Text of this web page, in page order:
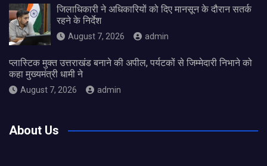
जिलाधिकारी ने अधिकारियों को दिए मानसून के दौरान सतर्क
रहने के निर्देश
August 7, 2026 admin
प्लास्टिक मुक्त उत्तराखंड बनाने की अपील, पर्यटकों से जिम्मेदारी निभाने को
कहा मुख्यमंत्री धामी ने
August 7, 2026 admin
About Us